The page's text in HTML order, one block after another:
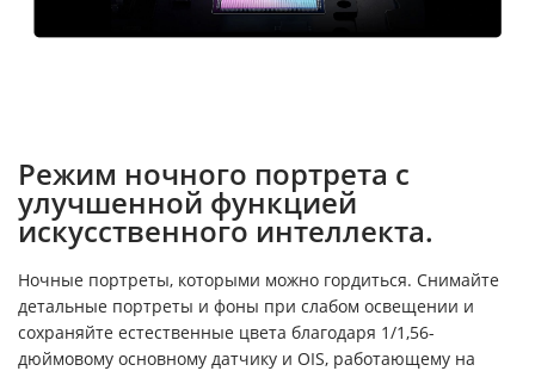
Режим ночного портрета с
улучшенной функцией
искусственного интеллекта.
Ночные портреты, которыми можно гордиться. Снимайте
детальные портреты и фоны при слабом освещении и
сохраняйте естественные цвета благодаря 1/1,56-
дюймовому основному датчику и OIS, работающему на